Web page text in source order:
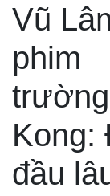
Vũ
phim
trường
Kong:
đầu